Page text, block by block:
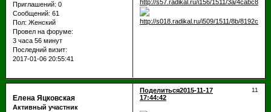
Приглашений: 0
Сообщений: 61
Пол: Женский
Провел на форуме:
3 часа 56 минут
Последний визит:
2017-01-06 20:55:41
Поделиться 11
2015-11-17
17:44:42
Елена Яцковская
Активный участник